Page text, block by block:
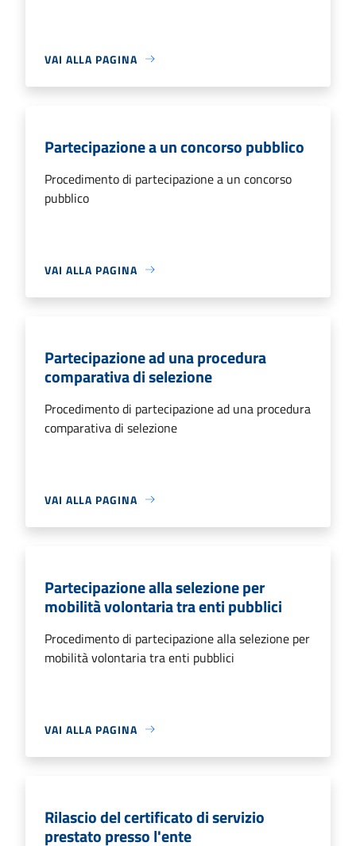
VAI ALLA PAGINA
Partecipazione a un concorso pubblico
Procedimento di partecipazione a un concorso
pubblico
VAI ALLA PAGINA
Partecipazione ad una procedura
comparativa di selezione
Procedimento di partecipazione ad una procedura
comparativa di selezione
VAI ALLA PAGINA
Partecipazione alla selezione per
mobilità volontaria tra enti pubblici
Procedimento di partecipazione alla selezione per
mobilità volontaria tra enti pubblici
VAI ALLA PAGINA
Rilascio del certificato di servizio
prestato presso l'ente